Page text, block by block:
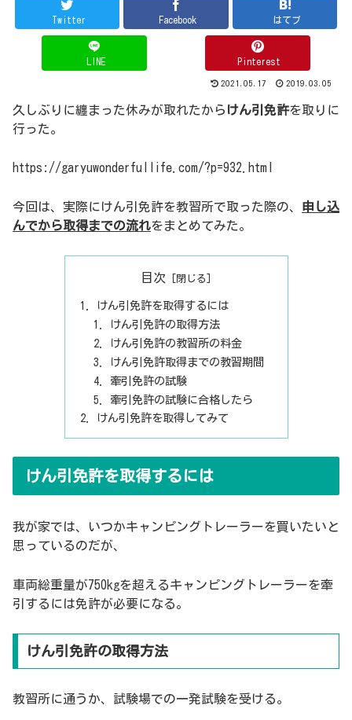
Twitter Facebook はてブ
LINE Pinterest
2021.05.17 2019.03.05
久しぶりに纏まった休みが取れたから けん引免許を取りに
行った。
https://garyuwonderfullife.com/?p=932.html
今回は、実際にけん引免許を教習所で取った際の、
申し込
んでから取得までの流れをまとめてみた。
目次
けん引免許を取得するには
けん引免許の取得方法
けん引免許の教習所の料金
けん引免許取得までの教習期間
牽引免許の試験
牽引免許の試験に合格したら
けん引免許を取得してみて
けん引免許を取得するには
我が家では、いつかキャンピングトレーラーを買いたいと
思っているのだが、
車両総重量が750kgを超えるキャンピングトレーラーを牽
引するには免許が必要になる。
けん引免許の取得方法
教習所に通うか、試験場での一発試験を受ける。